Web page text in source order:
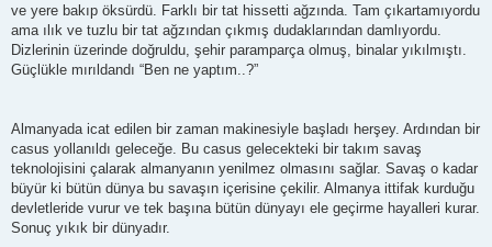
ve yere bakıp öksürdü. Farklı bir tat hissetti ağzında. Tam çıkartamıyordu
ama ılık ve tuzlu bir tat ağzından çıkmış dudaklarından damlıyordu.
Dizlerinin üzerinde doğruldu, şehir paramparça olmuş, binalar yıkılmıştı.
Güçlükle mırıldandı “Ben ne yaptım..?”
Almanyada icat edilen bir zaman makinesiyle başladı herşey. Ardından bir
casus yollanıldı geleceğe. Bu casus gelecekteki bir takım savaş
teknolojisini çalarak almanyanın yenilmez olmasını sağlar. Savaş o kadar
büyür ki bütün dünya bu savaşın içerisine çekilir. Almanya ittifak kurduğu
devletleride vurur ve tek başına bütün dünyayı ele geçirme hayalleri kurar.
Sonuç yıkık bir dünyadır.